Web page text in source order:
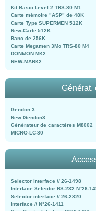
Kit Basic Level 2 TRS-80 M1
Carte mémoire "ASP" de 48K
Carte Type SUPERMEN 512K
New-Carte 512K
Banc de 256K
Carte Megamen 3Mo TRS-80 M4
DONMON MK2
NEW-MARK2
Générat.
Gendon 3
New Gendon3
Générateur de caractères M8002
MICRO-LC-80
Selector interface // 26-1498
Interface Selector RS-232 N°26-
Selector interface // 26-2820
Interface // N°26-1411